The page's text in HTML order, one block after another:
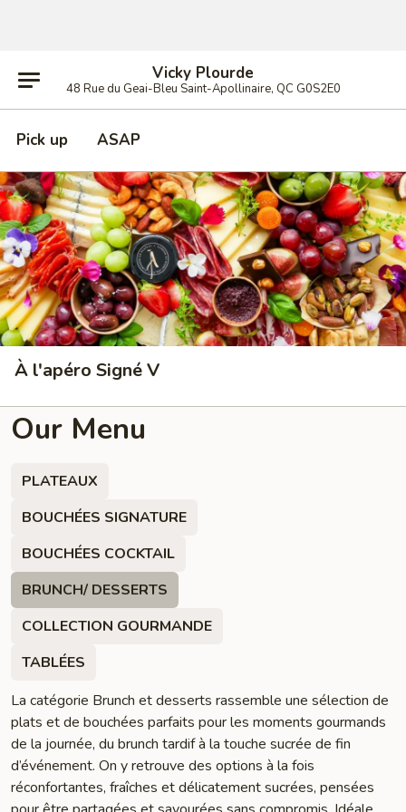
Vicky Plourde
48 Rue du Geai-Bleu Saint-Apollinaire, QC G0S2E0
Pick up ASAP
À l'apéro Signé V
Our Menu
PLATEAUX
BOUCHÉES SIGNATURE
BOUCHÉES COCKTAIL
BRUNCH/ DESSERTS
COLLECTION GOURMANDE
TABLÉES
La catégorie Brunch et desserts rassemble une sélection de
plats et de bouchées parfaits pour les moments gourmands
de la journée, du brunch tardif à la touche sucrée de fin
d’événement. On y retrouve des options à la fois
réconfortantes, fraîches et délicatement sucrées, pensées